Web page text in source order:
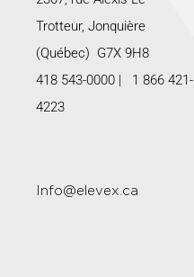
Trotteur, Jonquière
(Québec) G7X 9H8
418 543-0000 | 1 866 421-
4223
Info@elevex.ca